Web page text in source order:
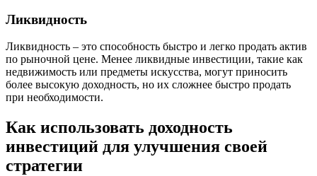
Ликвидность
Ликвидность – это способность быстро и легко продать актив
по рыночной цене. Менее ликвидные инвестиции, такие как
недвижимость или предметы искусства, могут приносить
более высокую доходность, но их сложнее быстро продать
при необходимости.
Как использовать доходность
инвестиций для улучшения своей
стратегии